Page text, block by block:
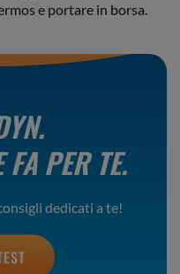
e portare in borsa.
PER TE.
dedicati a te!